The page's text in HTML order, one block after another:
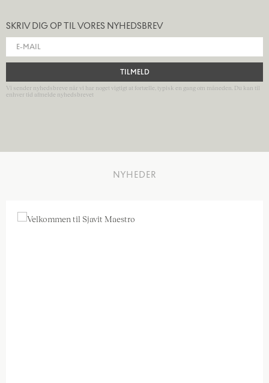
SKRIV DIG OP TIL VORES NYHEDSBREV
TILMELD
Vi sender nyhedsbreve når vi har noget vigtigt at fortælle, typisk en gang om måneden. Du kan til
enhver tid afmelde nyhedsbrevet
NYHEDER